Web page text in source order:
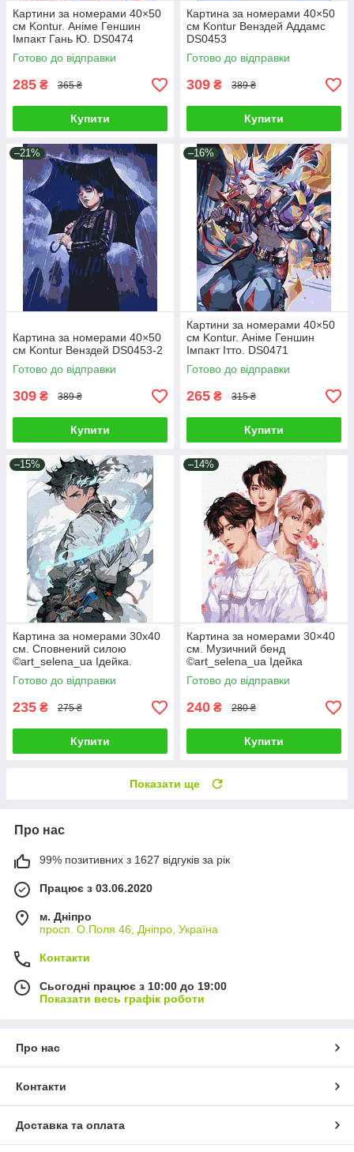
Картини за номерами 40×50
см Kontur. Аніме Геншин
Імпакт Гань Ю. DS0474
Готово до відправки
285 ₴ 365 ₴
Купити
Картина за номерами 40×50
см Kontur Венздей Аддамс
DS0453
Готово до відправки
309 ₴ 389 ₴
Купити
–21%
Картина за номерами 40×50
см Kontur Венздей DS0453-2
Готово до відправки
309 ₴ 389 ₴
Купити
–16%
Картини за номерами 40×50
см Kontur. Аніме Геншин
Імпакт Ітто. DS0471
Готово до відправки
265 ₴ 315 ₴
Купити
–15%
Картина за номерами 30х40
см. Сповнений силою
©art_selena_ua Ідейка.
KHO8387
Готово до відправки
235 ₴ 275 ₴
Купити
–14%
Картина за номерами 30×40
см. Музичний бенд
©art_selena_ua Ідейка
КНО8394
Готово до відправки
240 ₴ 280 ₴
Купити
Показати ще
Про нас
99% позитивних з 1627 відгуків за рік
Працює з 03.06.2020
м. Дніпро
просп. О.Поля 46, Дніпро, Україна
Контакти
Сьогодні працює з 10:00 до 19:00
Показати весь графік роботи
Про нас
Контакти
Доставка та оплата